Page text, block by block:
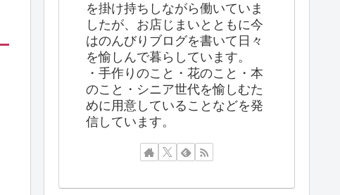
を掛け持ちしながら働いていま
したが、お店じまいとともに今
はのんびりブログを書いて日々
を愉しんで暮らしています。
・手作りのこと・花のこと・本
のこと・シニア世代を愉しむた
めに用意していることなどを発
信しています。